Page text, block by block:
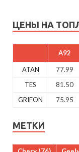
ЦЕНЫ НА
A92
ATAN 77.99
TES
81.50
GRIFON
75.95
МЕТКИ